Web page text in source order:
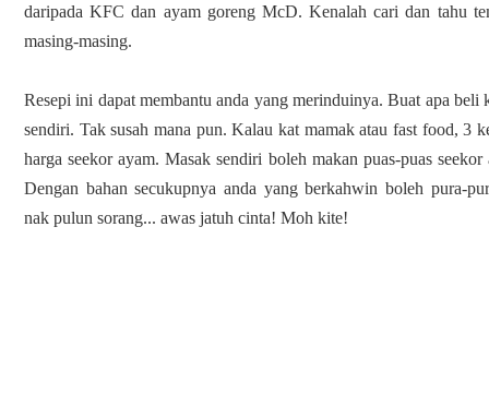
daripada KFC dan ayam goreng McD. Kenalah cari dan tahu
masing-masing.
Resepi ini dapat membantu anda yang merinduinya. Buat apa beli
sendiri. Tak susah mana pun. Kalau kat mamak atau fast food, 3
harga seekor ayam. Masak sendiri boleh makan puas-puas
Dengan bahan secukupnya anda yang berkahwin boleh pura-
nak pulun sorang... awas jatuh cinta! Moh kite!